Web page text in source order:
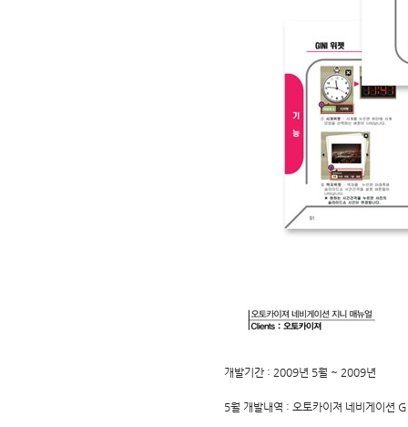
개발기간 : 2009년 5월 ~ 2009년
5월 개발내역 : 오토카이져 네비게이션